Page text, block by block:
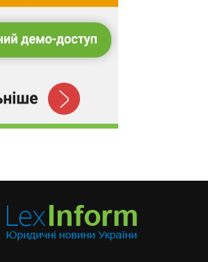
України (ДІАМ),
НАЗК. У майбутньому
Костянтин Таращенко
документу з мотиваційним
а також його есе зі стратегічним
авторка документу з біографією
документів. Новицький
факти зі співбесіди Новицького –